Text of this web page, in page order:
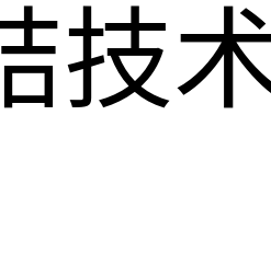
技